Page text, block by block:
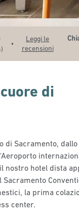
)
•
Leggi le
recensioni
di
di Sacramento,
nostro hotel dista
la prima
center.